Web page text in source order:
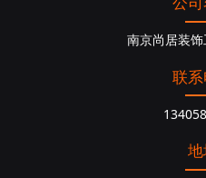
南京尚居装
联